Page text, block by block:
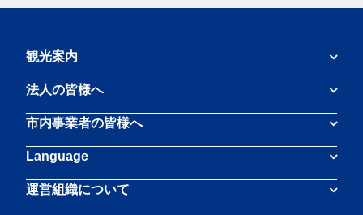
観光案内
法人の皆様へ
市内事業者の皆様へ
Language
運営組織について